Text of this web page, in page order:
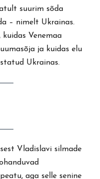
suurim sõda
– nimelt Ukrainas.
Venemaa
ja kuidas elu
Ukrainas.
Vladislavi silmade
aga selle senine